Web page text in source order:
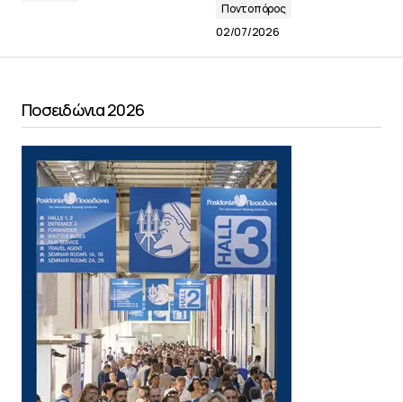
Ποντοπόρος
02/07/2026
Ποσειδώνια 2026